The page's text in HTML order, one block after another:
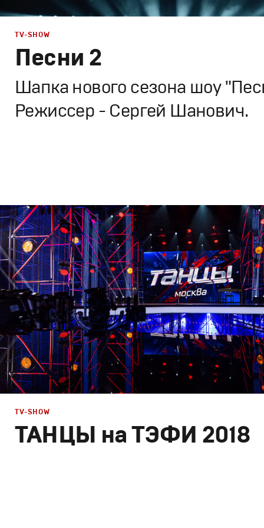
Песни 2
Шапка нового сезона шоу
Режиссер - Сергей Шанович.
TV-Show
Промо
TV-SHOW
ТАНЦЫ на ТЭФИ 2018
TV-SHOW